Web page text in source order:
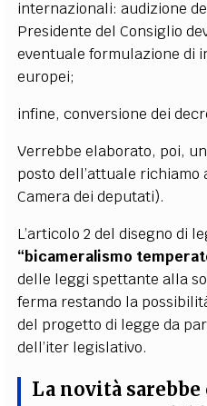
internazionali: audizione
Presidente del Consiglio
eventuale formulazione di
europei;
infine, conversione dei
Verrebbe elaborato, poi,
posto dell’attuale
Camera dei deputati).
L’articolo 2 del disegno di
“bicameralismo
delle leggi spettante alla
ferma restando la
del progetto di legge da
dell’iter legislativo.
La novità sarebbe